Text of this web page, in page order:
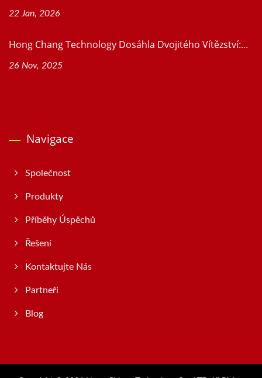
22 Jan, 2026
Hong Chang Technology Dosáhla Dvojitého Vítězství:...
26 Nov, 2025
Navigace
Společnost
Produkty
Příběhy Úspěchů
Řešení
Kontaktujte Nás
Partneři
Blog